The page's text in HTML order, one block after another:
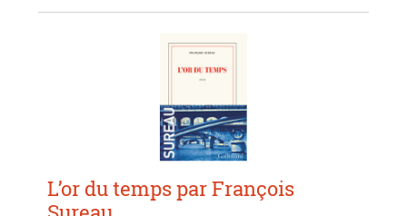
L’or du temps par François